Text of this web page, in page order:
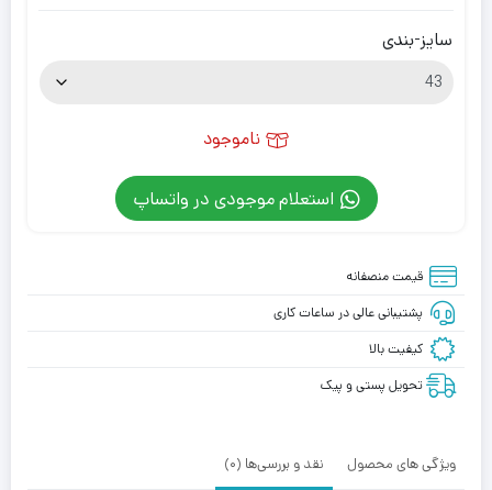
سایز-بندی
ناموجود
استعلام موجودی در واتساپ
قیمت منصفانه
پشتیبانی عالی در ساعات کاری
کیفیت بالا
تحویل پستی و پیک
ویژگی های محصول نقد و بررسی‌ها (0)